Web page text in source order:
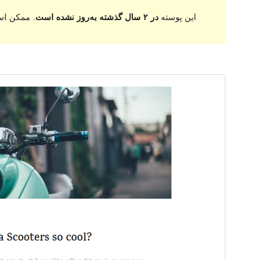
این پوستهدر ۲ سال گذشته به‌روز نشده است . ممکن